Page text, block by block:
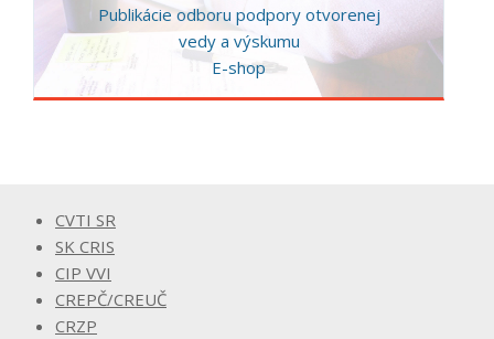
Publikácie odboru podpory otvorenej
vedy a výskumu
E-shop
CVTI SR
SK CRIS
CIP VVI
CREPČ/CREUČ
CRZP